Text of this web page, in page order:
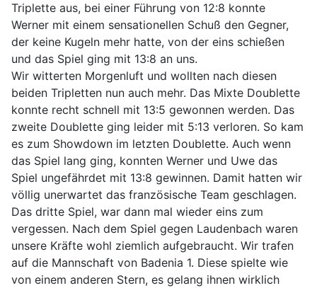
Triplette aus, bei einer Führung von 12:8 konnte
Werner mit einem sensationellen Schuß den Gegner,
der keine Kugeln mehr hatte, von der eins schießen
und das Spiel ging mit 13:8 an uns.
Wir witterten Morgenluft und wollten nach diesen
beiden Tripletten nun auch mehr. Das Mixte Doublette
konnte recht schnell mit 13:5 gewonnen werden. Das
zweite Doublette ging leider mit 5:13 verloren. So kam
es zum Showdown im letzten Doublette. Auch wenn
das Spiel lang ging, konnten Werner und Uwe das
Spiel ungefährdet mit 13:8 gewinnen. Damit hatten wir
völlig unerwartet das französische Team geschlagen.
Das dritte Spiel, war dann mal wieder eins zum
vergessen. Nach dem Spiel gegen Laudenbach waren
unsere Kräfte wohl ziemlich aufgebraucht. Wir trafen
auf die Mannschaft von Badenia 1. Diese spielte wie
von einem anderen Stern, es gelang ihnen wirklich